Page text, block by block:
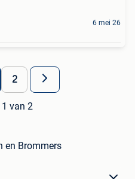
6 mei 26
2
van 2
en Brommers